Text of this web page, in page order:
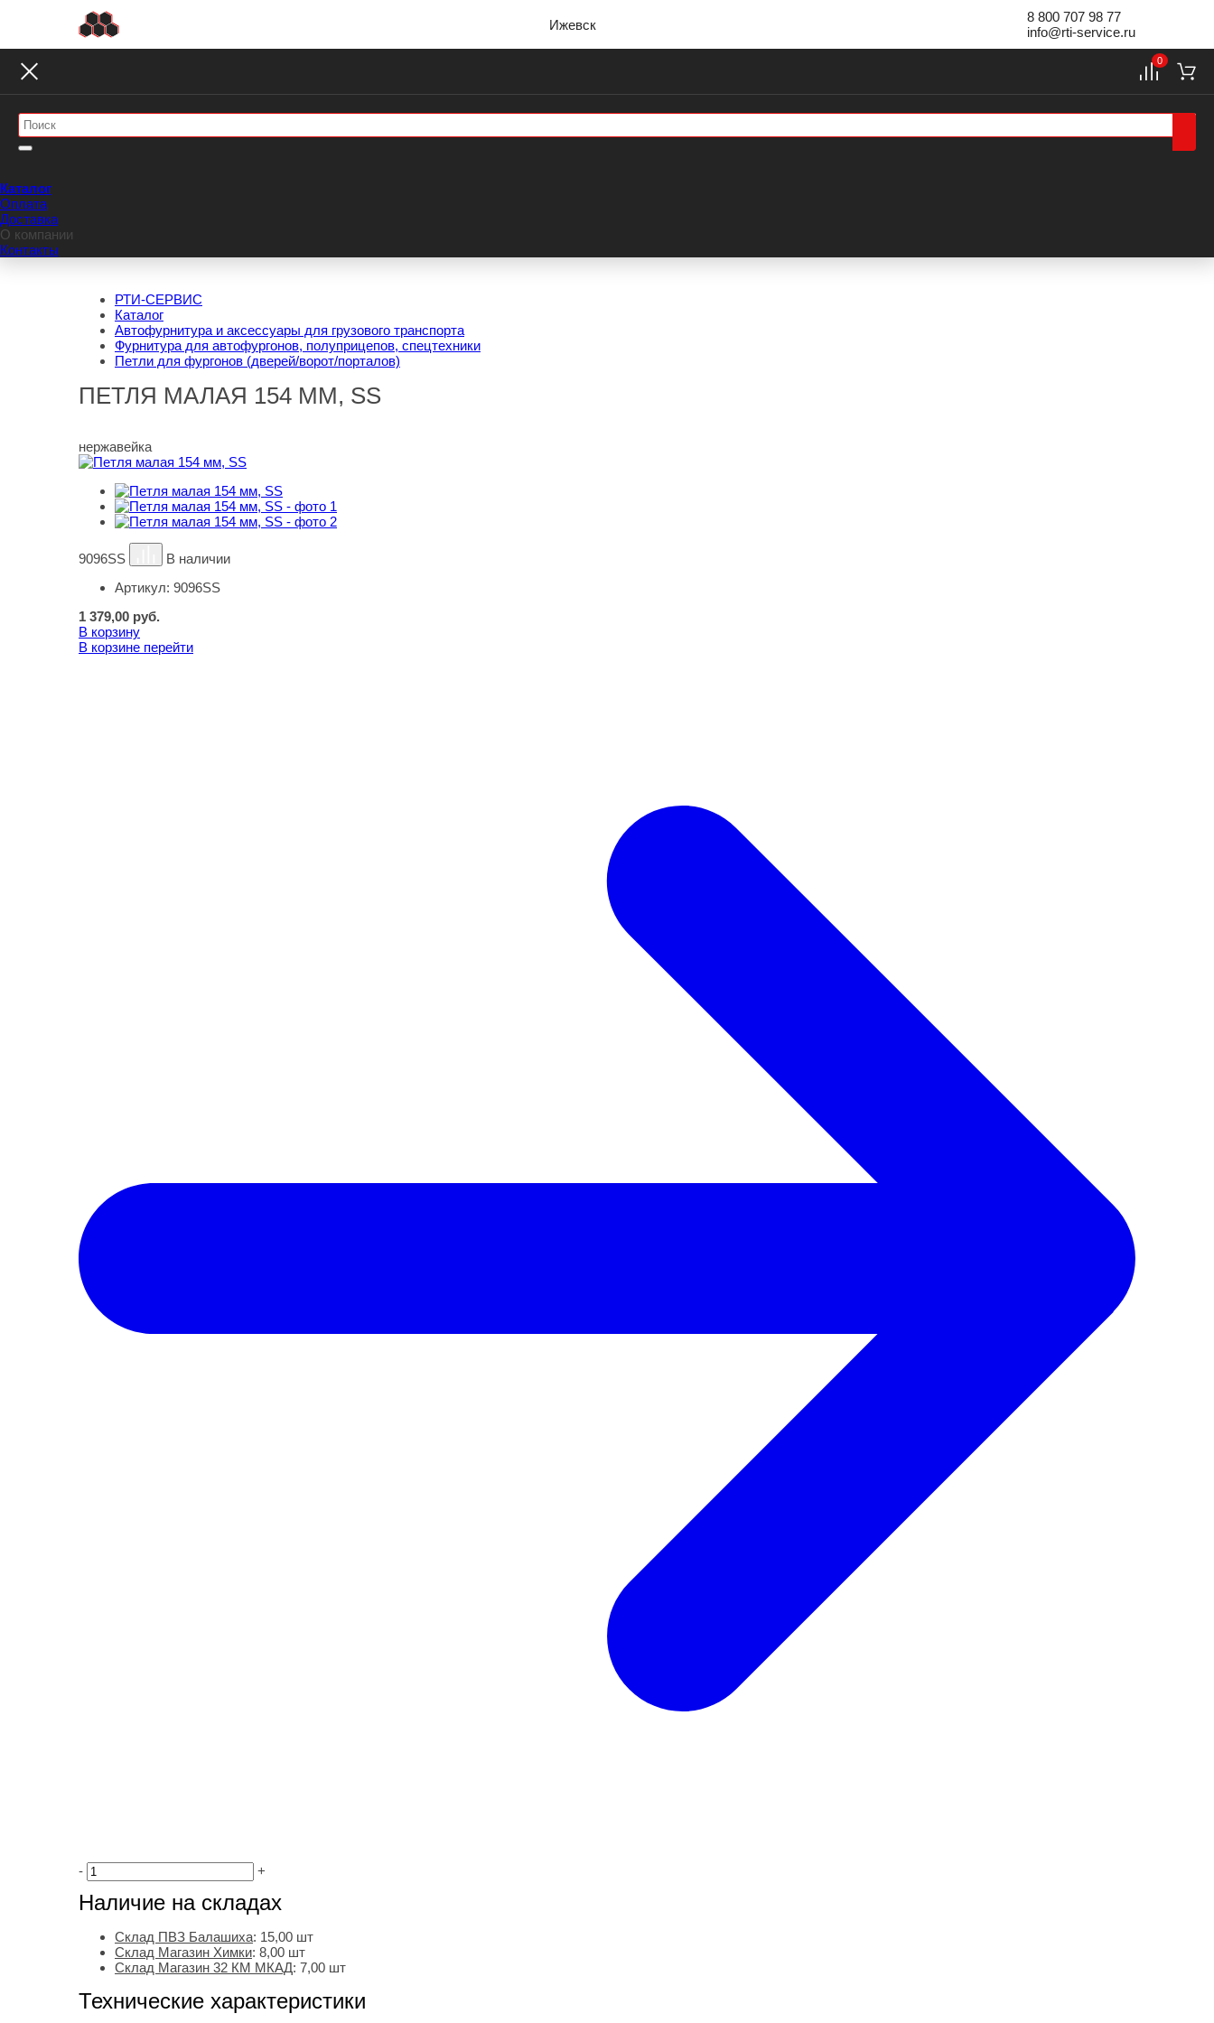
Ижевск
8 800 707 98 77
info@rti-service.ru
Каталог
Оплата
Доставка
О компании
Контакты
0
РТИ-СЕРВИС
Каталог
Автофурнитура и аксессуары для грузового транспорта
Фурнитура для автофургонов, полуприцепов, спецтехники
Петли для фургонов (дверей/ворот/порталов)
ПЕТЛЯ МАЛАЯ 154 ММ, SS
нержавейка
9096SS
В наличии
Артикул: 9096SS
1 379,00 руб.
В корзину
В корзине перейти
- +
Наличие на складах
Склад ПВЗ Балашиха: 15,00 шт
Склад Магазин Химки: 8,00 шт
Склад Магазин 32 КМ МКАД: 7,00 шт
Технические характеристики